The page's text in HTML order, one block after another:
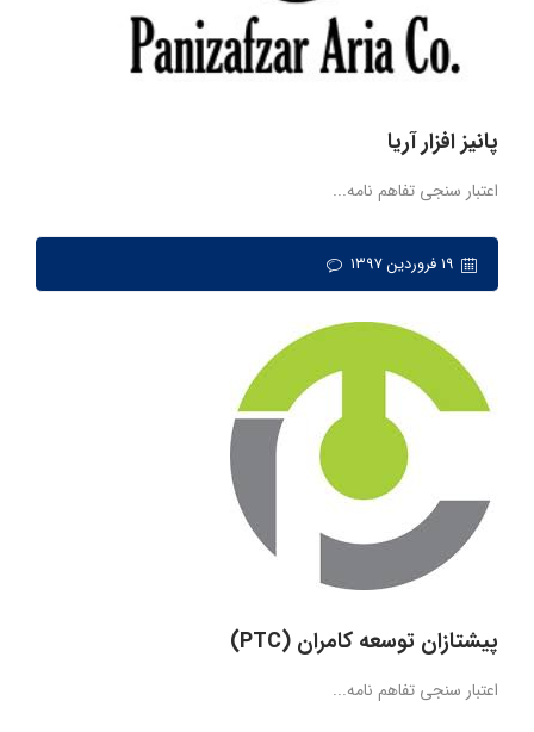
پانیز افزار آریا
اعتبار سنجی تفاهم نامه...
پیشتازان توسعه کامران (PTC)
اعتبار سنجی تفاهم نامه...